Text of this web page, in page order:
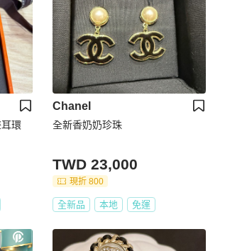
環
Chanel
全新香奶奶珍珠
TWD 23,000
現折 800
全新品 本地 免運